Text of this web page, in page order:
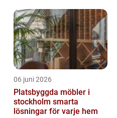
06 juni 2026
Platsbyggda möbler i
stockholm smarta
lösningar för varje hem